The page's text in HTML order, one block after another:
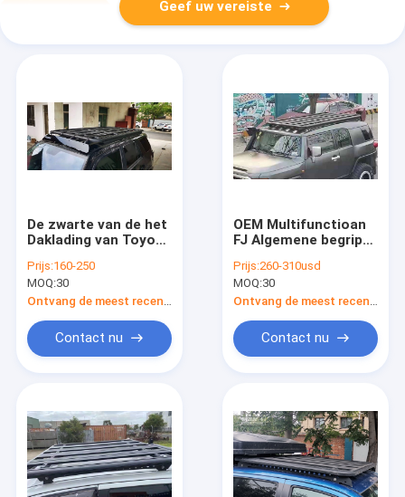
Geef uw vereiste
De zwarte van de het
Daklading van Toyota
Dragerbagage
Deklaag van het het
Rekpoeder
Prijs:160-250
MOQ:30
Contact nu
OEM Multifunctioan
FJ Algemene begrip
van het Kruiser het
Vlakke Dak
Prijs:260-310usd
MOQ:30
Contact nu